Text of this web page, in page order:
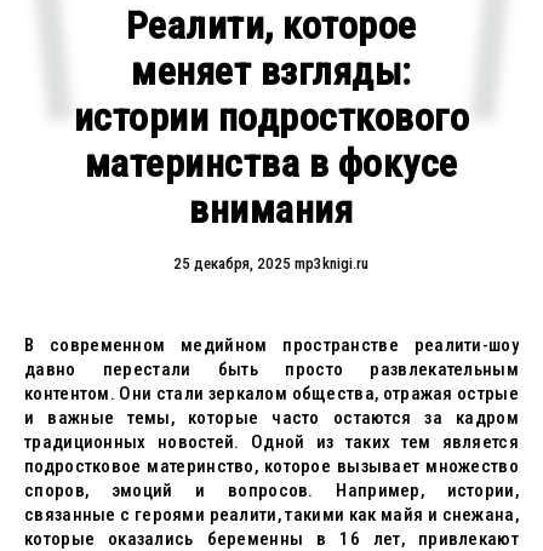
Реалити, которое
меняет взгляды:
истории подросткового
материнства в фокусе
внимания
25 декабря, 2025 mp3knigi.ru
В современном медийном пространстве реалити-шоу
давно перестали быть просто развлекательным
контентом. Они стали зеркалом общества, отражая острые
и важные темы, которые часто остаются за кадром
традиционных новостей. Одной из таких тем является
подростковое материнство, которое вызывает множество
споров, эмоций и вопросов. Например, истории,
связанные с героями реалити, такими как майя и снежана,
которые оказались беременны в 16 лет, привлекают